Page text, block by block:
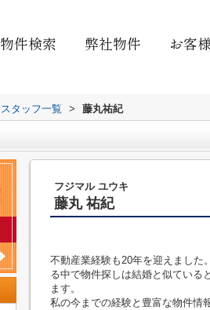
物件検索 弊社物件 お客
スタッフ一覧 > 藤丸祐紀
フジマル ユウキ
藤丸 祐紀
不動産業経験も20年を迎えました
る中で物件探しは結婚と似ている
ます。
私の今までの経験と豊富な物件情